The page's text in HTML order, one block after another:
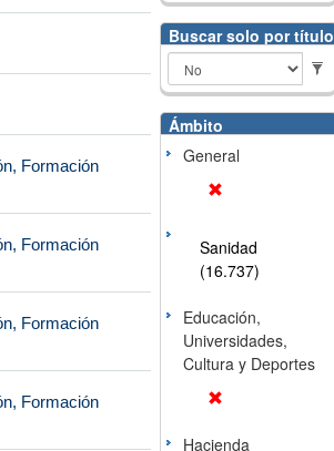
Formación
Formación
Formación
Formación
Buscar solo por título
Ámbito
General
Sanidad
(16.737)
Educación,
Universidades,
Cultura y Deportes
Hacienda